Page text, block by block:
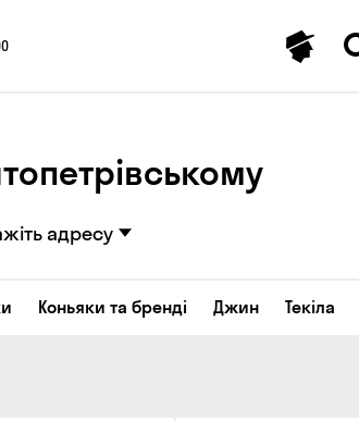
адресу
Коньяки та бренді Джин Текіла